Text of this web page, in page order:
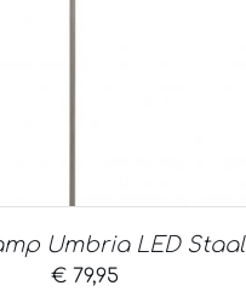
Umbria LED Staal
€ 79,95